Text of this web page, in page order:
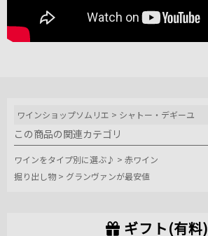
ワインショップソムリエ > シャトー・デギーユ
この商品の関連カテゴリ
ワインをタイプ別に選ぶ♪ > 赤ワイン
掘り出し物 > グランヴァンが最安値
ギフト(有料)